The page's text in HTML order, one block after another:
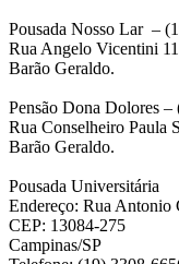
Pousada Nosso Lar –
Rua Angelo Vicentini
Barão Geraldo.
Pensão Dona Dolores
Rua Conselheiro Paula
Barão Geraldo.
Pousada Universitária
Endereço: Rua Antonio
CEP: 13084-275
Campinas/SP